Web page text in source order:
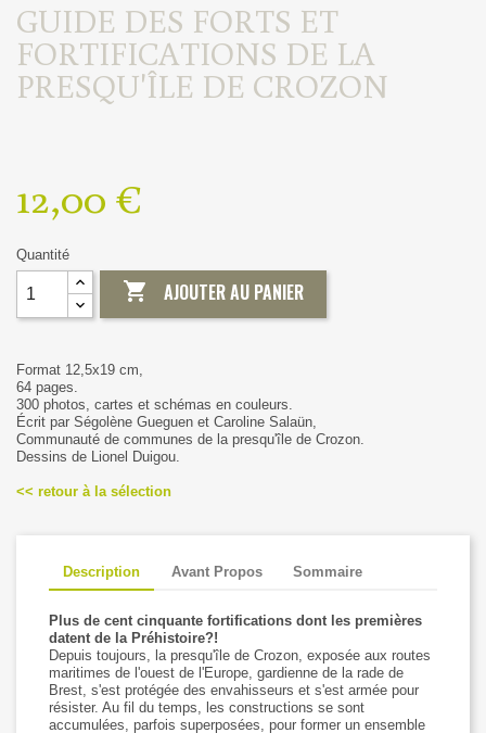
GUIDE DES FORTS ET
FORTIFICATIONS DE LA
PRESQU'ÎLE DE CROZON
12,00 €
Quantité
 AJOUTER AU PANIER
Format 12,5x19 cm,
64 pages.
300 photos, cartes et schémas en couleurs.
Écrit par Ségolène Gueguen et Caroline Salaün,
Communauté de communes de la presqu'île de Crozon.
Dessins de Lionel Duigou.
<< retour à la sélection
Description Avant Propos Sommaire
Plus de cent cinquante fortifications dont les premières
datent de la Préhistoire?!
Depuis toujours, la presqu'île de Crozon, exposée aux routes
maritimes de l'ouest de l'Europe, gardienne de la rade de
Brest, s'est protégée des envahisseurs et s'est armée pour
résister. Au fil du temps, les constructions se sont
accumulées, parfois superposées, pour former un ensemble